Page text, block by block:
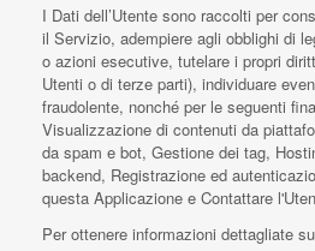
I Dati dell’Utente sono raccolti per
il Servizio, adempiere agli obblighi di
o azioni esecutive, tutelare i propri
Utenti o di terze parti), individuare
fraudolente, nonché per le seguenti
Visualizzazione di contenuti da
da spam e bot, Gestione dei tag,
backend, Registrazione ed
questa Applicazione e Contattare
Per ottenere informazioni dettagliate